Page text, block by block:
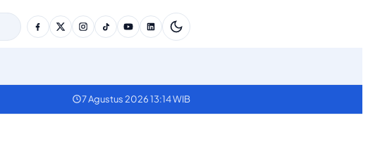
7 Agustus 2026 13:14 WIB